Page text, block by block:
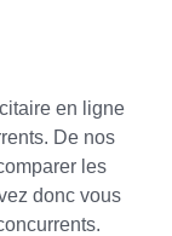
en ligne
De nos
les
donc vous